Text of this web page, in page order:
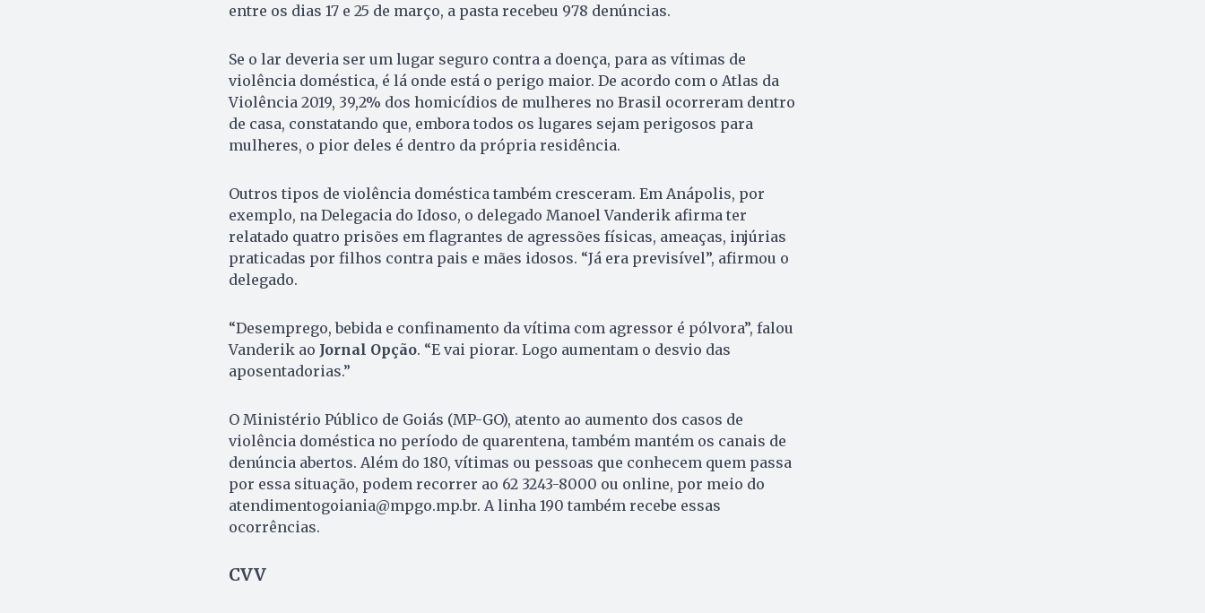
entre os dias 17 e 25 de março, a pasta recebeu 978 denúncias.
Se o lar deveria ser um lugar seguro contra a doença, para as vítimas de
violência doméstica, é lá onde está o perigo maior. De acordo com o Atlas da
Violência 2019, 39,2% dos homicídios de mulheres no Brasil ocorreram dentro
de casa, constatando que, embora todos os lugares sejam perigosos para
mulheres, o pior deles é dentro da própria residência.
Outros tipos de violência doméstica também cresceram. Em Anápolis, por
exemplo, na Delegacia do Idoso, o delegado Manoel Vanderik afirma ter
relatado quatro prisões em flagrantes de agressões físicas, ameaças, injúrias
praticadas por filhos contra pais e mães idosos. “Já era previsível”, afirmou o
delegado.
“Desemprego, bebida e confinamento da vítima com agressor é pólvora”, falou
Vanderik ao Jornal Opção. “E vai piorar. Logo aumentam o desvio das
aposentadorias.”
O Ministério Público de Goiás (MP-GO), atento ao aumento dos casos de
violência doméstica no período de quarentena, também mantém os canais de
denúncia abertos. Além do 180, vítimas ou pessoas que conhecem quem passa
por essa situação, podem recorrer ao 62 3243-8000 ou online, por meio do
atendimentogoiania@mpgo.mp.br. A linha 190 também recebe essas
ocorrências.
CVV